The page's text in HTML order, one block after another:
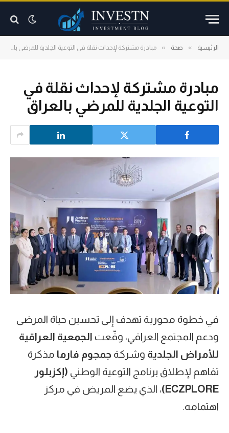
الرئيسية » صحة » مبادرة مشتركة لإحداث نقلة في التوعية الجلدية للمرضي بالعراق
مبادرة مشتركة لإحداث نقلة في
التوعية الجلدية للمرضي بالعراق
في خطوة محورية تهدف إلى تحسين حياة المرضى
ودعم المجتمع العراقي، وقّعت الجمعية العراقية
للأمراض الجلدية وشركة جمجوم فارما مذكرة
تفاهم لإطلاق برنامج التوعية الوطني (إكزبلور
ECZPLORE
)، الذي يضع المريض في مركز
اهتمامه.